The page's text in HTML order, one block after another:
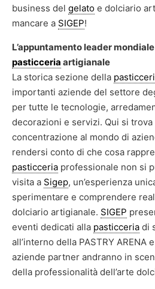
business del gelato e dolciario
mancare a SIGEP!
L’appuntamento leader
pasticceria artigianale
La storica sezione della
importanti aziende del settore
per tutte le tecnologie,
decorazioni e servizi. Qui si trova
concentrazione al mondo di
rendersi conto di che cosa
pasticceria professionale non si
visita a Sigep, un’esperienza
sperimentare e comprendere
dolciario artigianale. SIGEP
eventi dedicati alla pasticceria di
all’interno della PASTRY ARENA
aziende partner andranno in
della professionalità dell’arte